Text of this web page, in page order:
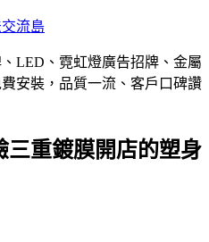
流島
LED、霓虹燈廣告招牌、金屬
安裝，品質一流、客戶口碑讚
三重鍍膜開店的塑身